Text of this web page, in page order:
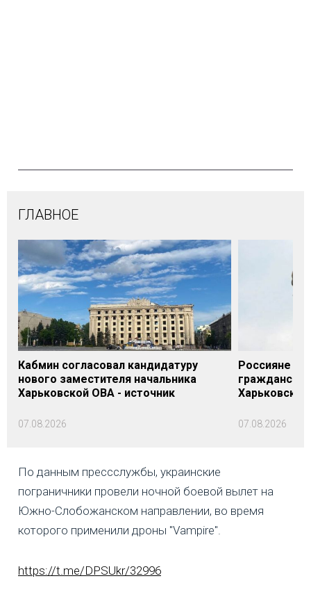
ГЛАВНОЕ
Кабмин согласовал кандидатуру
нового заместителя начальника
Харьковской ОВА - источник
07.08.2026
Россияне
07.08.2026
По данным прессслужбы, украинские
пограничники провели ночной боевой вылет на
Южно-Слобожанском направлении, во время
которого применили дроны "Vampire".
https://t.me/DPSUkr/32996